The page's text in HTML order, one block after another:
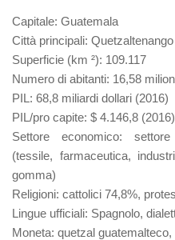
Capitale: Guatemala
Città principali: Quetzaltenango
Superficie (km ²): 109.117
Numero di abitanti: 16,58
PIL : 68,8 miliardi dollari (2016)
PIL/pro capite: $ 4.146,8 (2016)
Settore economico: settore
(tessile, farmaceutica,
gomma)
Religioni: cattolici 74,8%,
Lingue ufficiali: Spagnolo,
Moneta: quetzal guatemalteco,